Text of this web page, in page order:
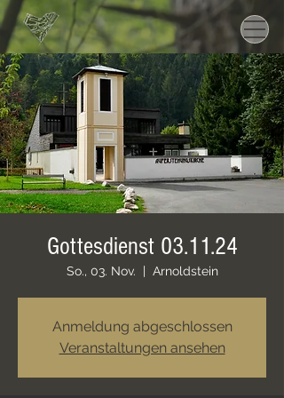
Gottesdienst 03.11.24
So., 03. Nov.
  |
Arnoldstein
Anmeldung abgeschlossen
Veranstaltungen ansehen